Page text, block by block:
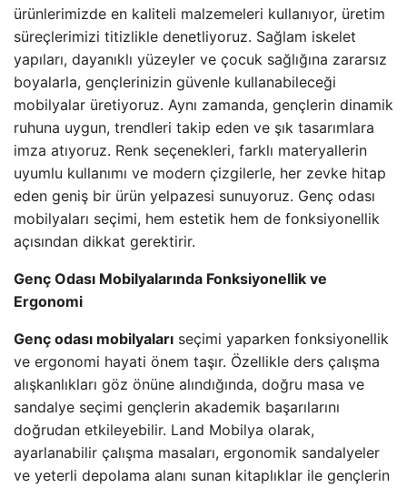
ürünlerimizde en kaliteli malzemeleri kullanıyor, üretim
süreçlerimizi titizlikle denetliyoruz. Sağlam iskelet
yapıları, dayanıklı yüzeyler ve çocuk sağlığına zararsız
boyalarla, gençlerinizin güvenle kullanabileceği
mobilyalar üretiyoruz. Aynı zamanda, gençlerin dinamik
ruhuna uygun, trendleri takip eden ve şık tasarımlara
imza atıyoruz. Renk seçenekleri, farklı materyallerin
uyumlu kullanımı ve modern çizgilerle, her zevke hitap
eden geniş bir ürün yelpazesi sunuyoruz. Genç odası
mobilyaları seçimi, hem estetik hem de fonksiyonellik
açısından dikkat gerektirir.
Genç Odası Mobilyalarında Fonksiyonellik ve
Ergonomi
Genç odası mobilyaları seçimi yaparken fonksiyonellik
ve ergonomi hayati önem taşır. Özellikle ders çalışma
alışkanlıkları göz önüne alındığında, doğru masa ve
sandalye seçimi gençlerin akademik başarılarını
doğrudan etkileyebilir. Land Mobilya olarak,
ayarlanabilir çalışma masaları, ergonomik sandalyeler
ve yeterli depolama alanı sunan kitaplıklar ile gençlerin